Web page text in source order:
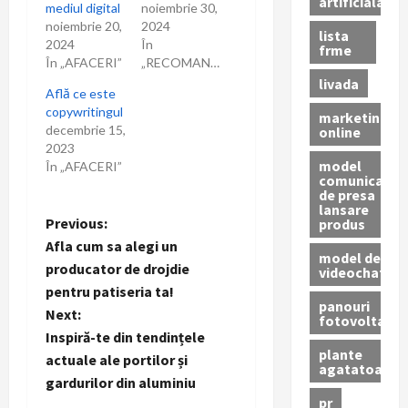
mediul digital
noiembrie 20,
2024
În „AFACERI”
noiembrie 30,
2024
În
„RECOMANDARI”
Află ce este
copywritingul
decembrie 15,
2023
În „AFACERI”
P
o
s
t
n
Previous:
Afla cum sa alegi un
producator de drojdie
pentru patiseria ta!
Next:
Inspiră-te din tendințele
actuale ale portilor și
gardurilor din aluminiu
lista
frme
livada
marketing
online
model
comunicat
de presa
lansare
produs
model de
videochat
panouri
fotovoltaice
plante
agatatoare
pr